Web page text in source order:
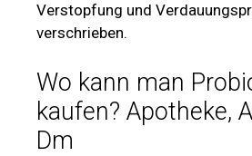
Verstopfung und
verschrieben.
Wo kann man
kaufen? Apotheke,
Dm